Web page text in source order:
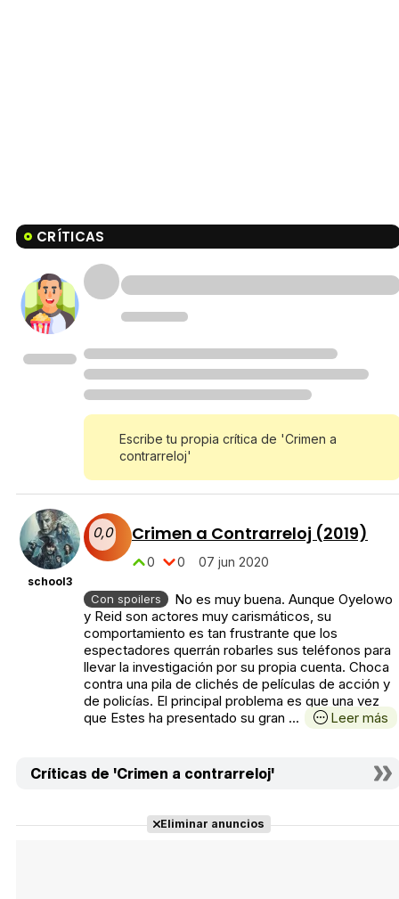
CRÍTICAS
Escribe tu propia crítica de 'Crimen a
contrarreloj'
school3
0,0 Crimen a Contrarreloj (2019)
0 0 07 jun 2020
Con spoilers
No es muy buena. Aunque Oyelowo
y Reid son actores muy carismáticos, su
comportamiento es tan frustrante que los
espectadores querrán robarles sus teléfonos para
llevar la investigación por su propia cuenta. Choca
contra una pila de clichés de películas de acción y
de policías. El principal problema es que una vez
que Estes ha presentado su gran ...
Leer más
Críticas de 'Crimen a contrarreloj'
Eliminar anuncios